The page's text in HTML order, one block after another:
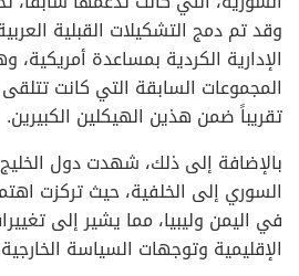
وقد تم دمج التشكيلات القبلية
الإدارية الكردية بمساعدة
المجموعات السابقة التي كانت
تقريباً ضمن هذين الهيكلين الكبيرين.
بالإضافة إلى ذلك، شهدت دول
السوري إلى الخلفية، حيث تركزت
في اليمن وليبيا، مما يشير إلى
الإقليمية وتوجهات السياسة